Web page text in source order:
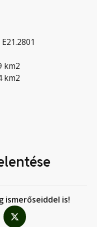
km2
km2
ismerőseiddel is!